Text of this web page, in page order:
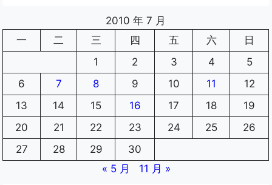
2010 年 7 月
一
二 三 四 五 六
日
1
2 3 4
5
6
7 8 9 10 11
12
13
14 15 16 17 18
19
20
21 22 23 24 25
26
27
28 29
30
« 5 月
11 月 »